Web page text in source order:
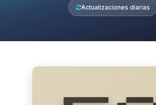
Actualizaciones diarias